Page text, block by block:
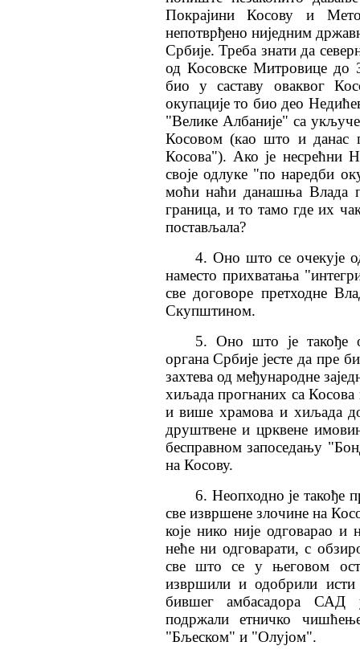
Покрајини Косову и
непотврђено ниједним
Србије. Треба знати да
од Косовске Митровице до
био у саставу оваквог
окупације то био део
"Велике Албаније" са
Косовом (као што и данас
Косова"). Ако је несрећни
своје одлуке "по наредби
моћи наћи данашња Влада
граница, и то тамо где их
постављала?
4. Оно што се очекује
наместо прихватања
све договоре претходне
Скупштином.
5. Оно што је такође
органа Србије јесте да пре
захтева од међународне
хиљада прогнаних са
и више храмова и хиљада
друштвене и црквене
бесправном запоседању
на Косову.
6. Неопходно је такође
све извршене злочине на
које нико није одговарао и
неће ни одговарати, с
све што се у његовом
извршили и одобрили исти
бившег амбасадора САД
подржали етничко
"Бљеском" и "Олујом".